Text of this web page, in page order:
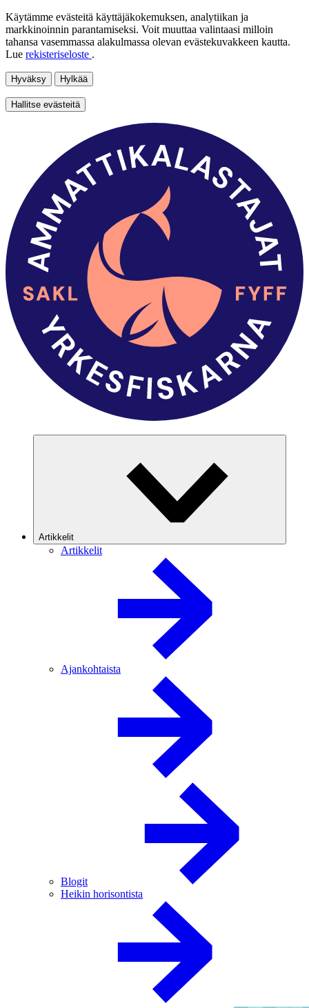
Käytämme evästeitä käyttäjäkokemuksen, analytiikan ja
markkinoinnin parantamiseksi. Voit muuttaa valintaasi milloin
tahansa vasemmassa alakulmassa olevan evästekuvakkeen kautta.
Lue rekisteriseloste .
Hyväksy Hylkää
Hallitse evästeitä
Artikkelit
Artikkelit
Ajankohtaista
Blogit
Heikin horisontista